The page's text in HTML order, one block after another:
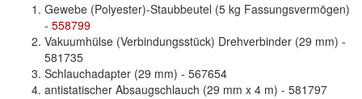
Gewebe (Polyester)-Staubbeutel (5 kg Fassungsvermögen)
- 558799
Vakuumhülse (Verbindungsstück) Drehverbinder (29 mm) -
581735
Schlauchadapter (29 mm) - 567654
antistatischer Absaugschlauch (29 mm x 4 m) - 581797